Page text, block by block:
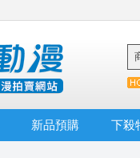
新品預購 下殺